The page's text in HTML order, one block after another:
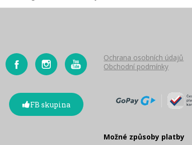
FB skupina
Ochrana osobních údajů
Obchodní podmínky
Možné způsoby platby